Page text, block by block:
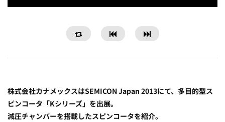
株式会社カナメックスはSEMICON Japan 2013にて、多目的型ス
ピンコータ「Kシリーズ」を出展。
減圧チャンバーを搭載したスピンコータを紹介。